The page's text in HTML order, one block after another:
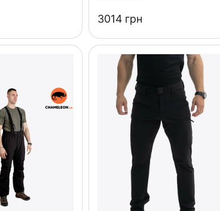
‍3014‍ грн